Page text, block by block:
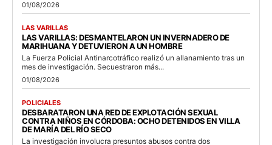
01/08/2026
LAS VARILLAS
LAS VARILLAS: DESMANTELARON UN INVERNADERO DE
MARIHUANA Y DETUVIERON A UN HOMBRE
La Fuerza Policial Antinarcotráfico realizó un allanamiento tras un
mes de investigación. Secuestraron más...
01/08/2026
POLICIALES
DESBARATARON UNA RED DE EXPLOTACIÓN SEXUAL
CONTRA NIÑOS EN CÓRDOBA: OCHO DETENIDOS EN VILLA
DE MARÍA DEL RÍO SECO
La investigación involucra presuntos abusos contra dos